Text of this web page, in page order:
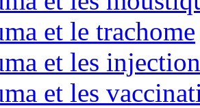
et le trachome
et les
et les